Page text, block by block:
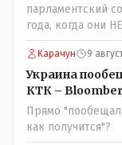
парламентский
года, когда они
Назарбаева,
некоторых
Назарбай
состав. Имя -
юывший
депутат
партии
Карачун 9
Украина
КТК –
Прямо
как получится"?